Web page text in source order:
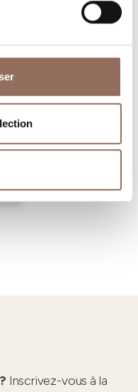
Services
Inscrivez-vous à la